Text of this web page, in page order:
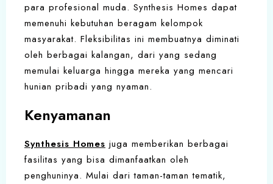
para profesional muda. Synthesis Homes dapat
memenuhi kebutuhan beragam kelompok
masyarakat. Fleksibilitas ini membuatnya diminati
oleh berbagai kalangan, dari yang sedang
memulai keluarga hingga mereka yang mencari
hunian pribadi yang nyaman.
Kenyamanan
Synthesis Homes juga memberikan berbagai
fasilitas yang bisa dimanfaatkan oleh
penghuninya. Mulai dari taman-taman tematik,